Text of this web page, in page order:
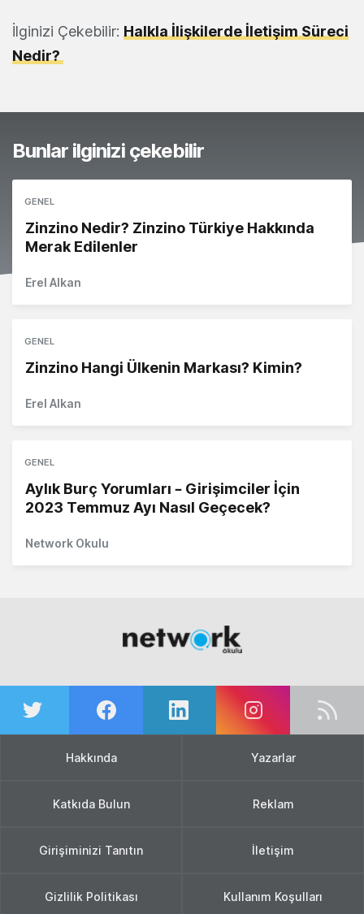
İlginizi Çekebilir: Halkla İlişkilerde İletişim Süreci
Nedir?
Bunlar ilginizi çekebilir
GENEL
Zinzino Nedir? Zinzino Türkiye Hakkında
Merak Edilenler
Erel Alkan
GENEL
Zinzino Hangi Ülkenin Markası? Kimin?
Erel Alkan
GENEL
Aylık Burç Yorumları – Girişimciler İçin
2023 Temmuz Ayı Nasıl Geçecek?
Network Okulu
Hakkında Yazarlar
Katkıda Bulun Reklam
Girişiminizi Tanıtın İletişim
Gizlilik Politikası Kullanım Koşulları